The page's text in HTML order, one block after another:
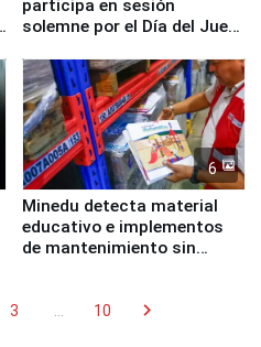
participa en sesión
solemne por el Día del Juez
6
Minedu detecta material
educativo e implementos
de mantenimiento sin
3 10 chevron_right